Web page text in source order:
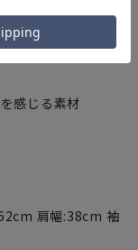
感じる素材
肩幅:38cm 袖